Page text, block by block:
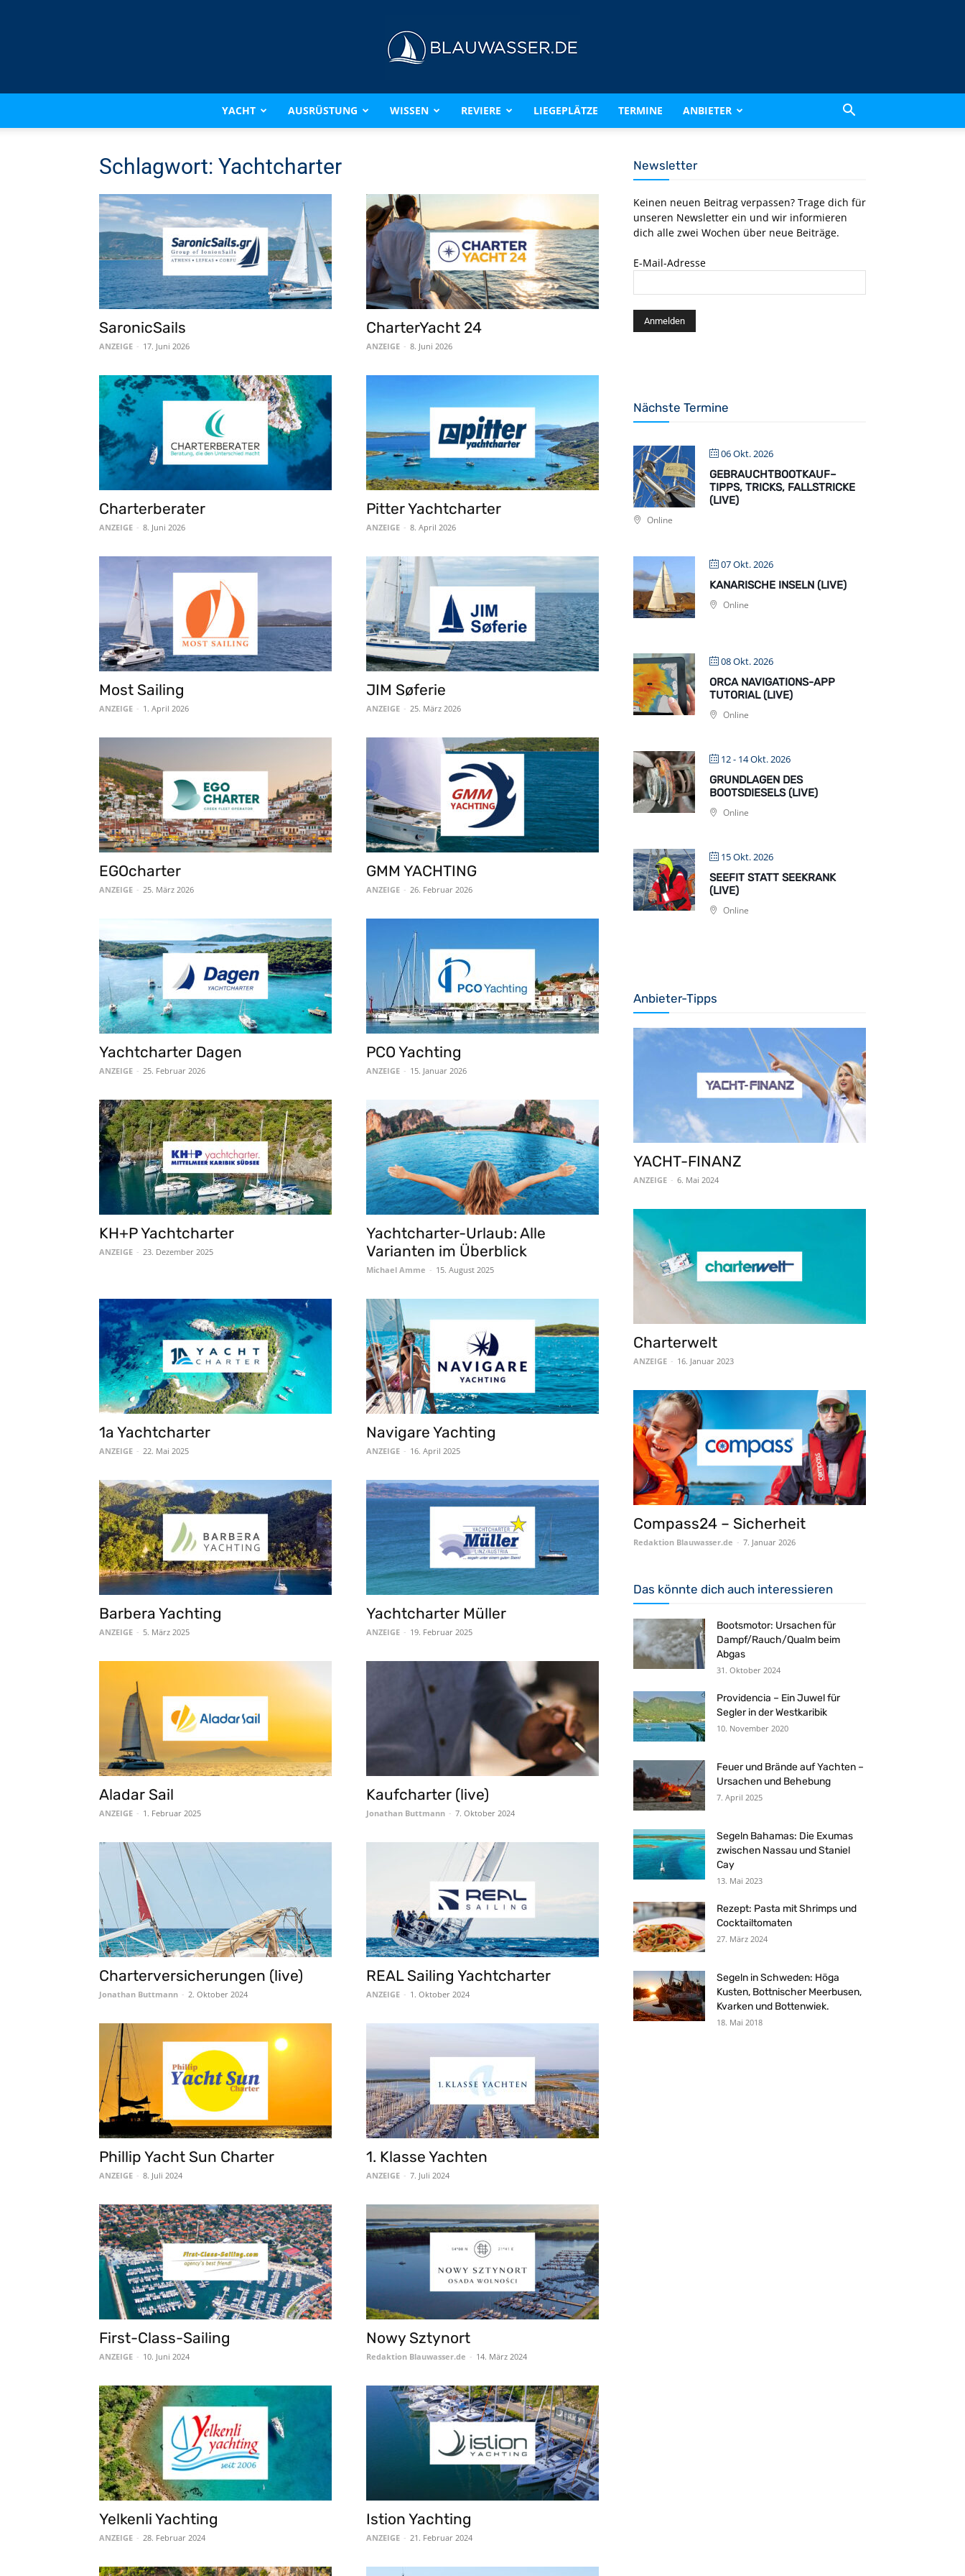
BLAUWASSER.DE
YACHT AUSRÜSTUNG WISSEN REVIERE LIEGEPLÄTZE TERMINE ANBIETER
Schlagwort: Yachtcharter
SaronicSails
ANZEIGE - 17. Juni 2026
CharterYacht 24
ANZEIGE - 8. Juni 2026
Charterberater
ANZEIGE - 8. Juni 2026
Pitter Yachtcharter
ANZEIGE - 8. April 2026
Most Sailing
ANZEIGE - 1. April 2026
JIM Søferie
ANZEIGE - 25. März 2026
EGOcharter
ANZEIGE - 25. März 2026
GMM YACHTING
ANZEIGE - 26. Februar 2026
Yachtcharter Dagen
ANZEIGE - 25. Februar 2026
PCO Yachting
ANZEIGE - 15. Januar 2026
KH+P Yachtcharter
ANZEIGE - 23. Dezember 2025
Yachtcharter-Urlaub: Alle
Varianten im Überblick
Michael Amme - 15. August 2025
1a Yachtcharter
ANZEIGE - 22. Mai 2025
Navigare Yachting
ANZEIGE - 16. April 2025
Barbera Yachting
ANZEIGE - 5. März 2025
Yachtcharter Müller
ANZEIGE - 19. Februar 2025
Aladar Sail
ANZEIGE - 1. Februar 2025
Kaufcharter (live)
Jonathan Buttmann - 7. Oktober 2024
Charterversicherungen (live)
Jonathan Buttmann - 2. Oktober 2024
REAL Sailing Yachtcharter
ANZEIGE - 1. Oktober 2024
Phillip Yacht Sun Charter
ANZEIGE - 8. Juli 2024
1. Klasse Yachten
ANZEIGE - 7. Juli 2024
First-Class-Sailing
ANZEIGE - 10. Juni 2024
Nowy Sztynort
Redaktion Blauwasser.de - 14. März 2024
Yelkenli Yachting
ANZEIGE - 28. Februar 2024
Istion Yachting
ANZEIGE - 21. Februar 2024
Newsletter
Keinen neuen Beitrag verpassen? Trage dich für
unseren Newsletter ein und wir informieren
dich alle zwei Wochen über neue Beiträge.
E-Mail-Adresse
Nächste Termine
06 Okt. 2026
GEBRAUCHTBOOTKAUF–
TIPPS, TRICKS, FALLSTRICKE
(LIVE)
Online
07 Okt. 2026
KANARISCHE INSELN (LIVE)
Online
08 Okt. 2026
ORCA NAVIGATIONS-APP
TUTORIAL (LIVE)
Online
12 - 14 Okt. 2026
GRUNDLAGEN DES
BOOTSDIESELS (LIVE)
Online
15 Okt. 2026
SEEFIT STATT SEEKRANK
(LIVE)
Online
Anbieter-Tipps
YACHT-FINANZ
ANZEIGE - 6. Mai 2024
Charterwelt
ANZEIGE - 16. Januar 2023
Compass24 – Sicherheit
Redaktion Blauwasser.de - 7. Januar 2026
Das könnte dich auch interessieren
Bootsmotor: Ursachen für
Dampf/Rauch/Qualm beim
Abgas
31. Oktober 2024
Providencia – Ein Juwel für
Segler in der Westkaribik
10. November 2020
Feuer und Brände auf Yachten –
Ursachen und Behebung
7. April 2025
Segeln Bahamas: Die Exumas
zwischen Nassau und Staniel
Cay
13. Mai 2023
Rezept: Pasta mit Shrimps und
Cocktailtomaten
27. März 2024
Segeln in Schweden: Höga
Kusten, Bottnischer Meerbusen,
Kvarken und Bottenwiek.
18. Mai 2018